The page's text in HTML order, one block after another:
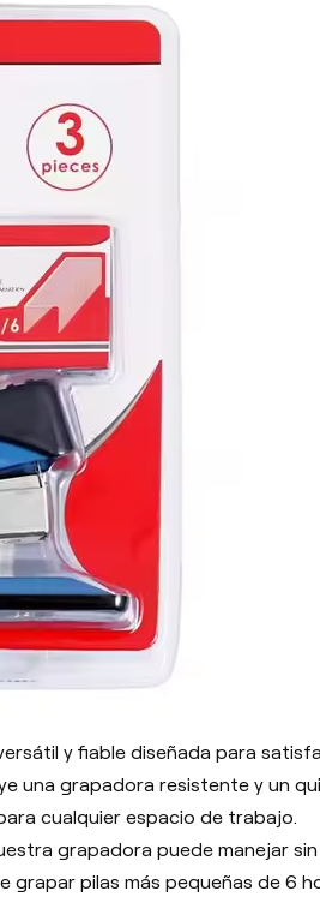
y fiable diseñada para
una grapadora resistente y un
cualquier espacio de trabajo.
grapadora puede manejar
grapar pilas más pequeñas de 6